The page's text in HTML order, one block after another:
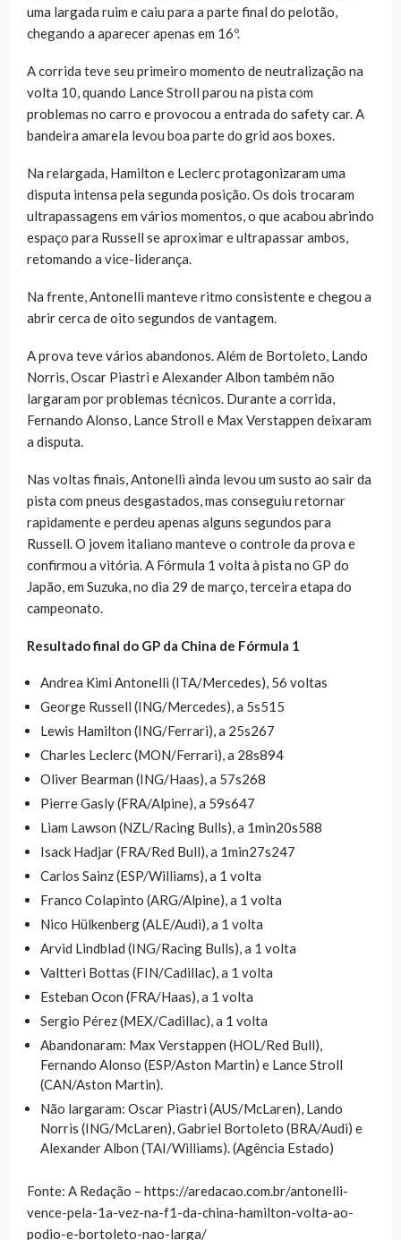
uma largada ruim e caiu para a parte final do pelotão,
chegando a aparecer apenas em 16º.
A corrida teve seu primeiro momento de neutralização na
volta 10, quando Lance Stroll parou na pista com
problemas no carro e provocou a entrada do safety car. A
bandeira amarela levou boa parte do grid aos boxes.
Na relargada, Hamilton e Leclerc protagonizaram uma
disputa intensa pela segunda posição. Os dois trocaram
ultrapassagens em vários momentos, o que acabou abrindo
espaço para Russell se aproximar e ultrapassar ambos,
retomando a vice-liderança.
Na frente, Antonelli manteve ritmo consistente e chegou a
abrir cerca de oito segundos de vantagem.
A prova teve vários abandonos. Além de Bortoleto, Lando
Norris, Oscar Piastri e Alexander Albon também não
largaram por problemas técnicos. Durante a corrida,
Fernando Alonso, Lance Stroll e Max Verstappen deixaram
a disputa.
Nas voltas finais, Antonelli ainda levou um susto ao sair da
pista com pneus desgastados, mas conseguiu retornar
rapidamente e perdeu apenas alguns segundos para
Russell. O jovem italiano manteve o controle da prova e
confirmou a vitória. A Fórmula 1 volta à pista no GP do
Japão, em Suzuka, no dia 29 de março, terceira etapa do
campeonato.
Resultado final do GP da China de Fórmula 1
Andrea Kimi Antonelli (ITA/Mercedes), 56 voltas
George Russell (ING/Mercedes), a 5s515
Lewis Hamilton (ING/Ferrari), a 25s267
Charles Leclerc (MON/Ferrari), a 28s894
Oliver Bearman (ING/Haas), a 57s268
Pierre Gasly (FRA/Alpine), a 59s647
Liam Lawson (NZL/Racing Bulls), a 1min20s588
Isack Hadjar (FRA/Red Bull), a 1min27s247
Carlos Sainz (ESP/Williams), a 1 volta
Franco Colapinto (ARG/Alpine), a 1 volta
Nico Hülkenberg (ALE/Audi), a 1 volta
Arvid Lindblad (ING/Racing Bulls), a 1 volta
Valtteri Bottas (FIN/Cadillac), a 1 volta
Esteban Ocon (FRA/Haas), a 1 volta
Sergio Pérez (MEX/Cadillac), a 1 volta
Abandonaram: Max Verstappen (HOL/Red Bull),
Fernando Alonso (ESP/Aston Martin) e Lance Stroll
(CAN/Aston Martin).
Não largaram: Oscar Piastri (AUS/McLaren), Lando
Norris (ING/McLaren), Gabriel Bortoleto (BRA/Audi) e
Alexander Albon (TAI/Williams). (Agência Estado)
Fonte: A Redação – https://aredacao.com.br/antonelli-
vence-pela-1a-vez-na-f1-da-china-hamilton-volta-ao-
podio-e-bortoleto-nao-larga/